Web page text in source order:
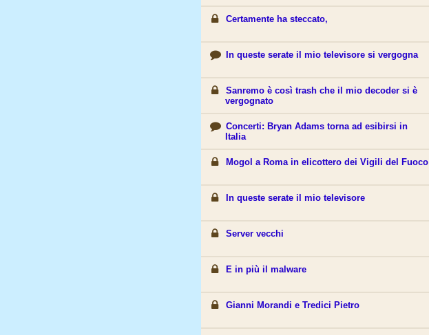
Certamente ha steccato,
In queste serate il mio televisore si vergogna
Sanremo è così trash che il mio decoder si è
vergognato
Concerti: Bryan Adams torna ad esibirsi in
Italia
Mogol a Roma in elicottero dei Vigili del Fuoco
In queste serate il mio televisore
Server vecchi
E in più il malware
Gianni Morandi e Tredici Pietro